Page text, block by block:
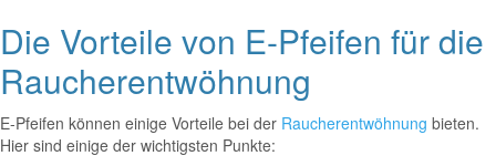
Die Vorteile von E-Pfeifen für die
Raucherentwöhnung
E-Pfeifen können einige Vorteile bei der Raucherentwöhnung bieten.
Hier sind einige der wichtigsten Punkte: